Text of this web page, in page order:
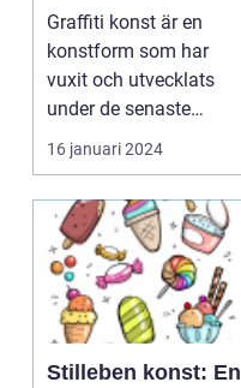
Graffiti konst är en
konstform som har
vuxit och utvecklats
under de senaste
decennierna. Det är en
16 januari 2024
Stilleben konst: En